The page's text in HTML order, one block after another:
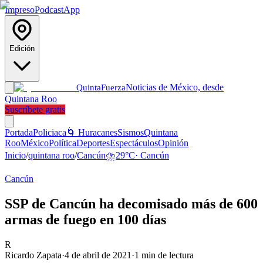
ImpresoPodcastApp
Edición
QuintaFuerzaNoticias de México, desde
Quintana Roo
Suscríbete gratis
PortadaPoliciaca 🌀 HuracanesSismosQuintana
RooMéxicoPolíticaDeportesEspectáculosOpinión
Inicio/quintana roo/Cancún⛈️29°C· Cancún
Cancún
SSP de Cancún ha decomisado más de 600
armas de fuego en 100 días
R
Ricardo Zapata·4 de abril de 2021 ·1 min de lectura